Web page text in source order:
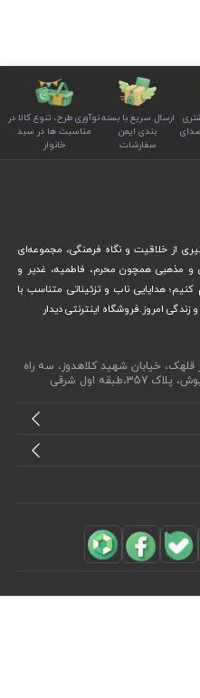
(0)
ارسال سریع با بسته
بندی ایمن
سفارشات
نوآوری طرح، تنوع کالا در
مناسبت ها در سبد
خانوار
از خلاقیت و نگاه فرهنگی، مجموعه‌ای
مذهبی همچون محرم، فاطمیه، غدیر و
هدایایی ناب و تزئیناتی متناسب با
امروز.فروشگاه اینترنتی دیدار
قلهک، خیابان شهید کلاهدوز، سه راه
اول شرقی